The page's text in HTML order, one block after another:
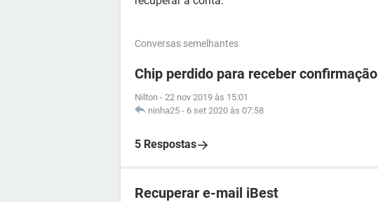
Conversas semelhantes
Chip perdido para receber confirmação
Nilton - 22 nov 2019 às 15:01
ninha25 - 6 set 2020 às 07:58
5 Respostas
Recuperar e-mail iBest